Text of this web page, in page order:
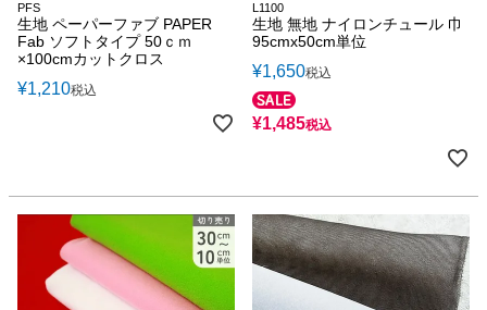
PFS
生地 ペーパーファブ PAPER
Fab ソフトタイプ 50ｃｍ
×100cmカットクロス
¥1,210税込
L1100
生地 無地 ナイロンチュール 巾
95cmx50cm単位
¥1,650税込
¥1,485税込